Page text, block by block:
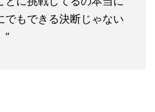
でもできる決断じゃない
”